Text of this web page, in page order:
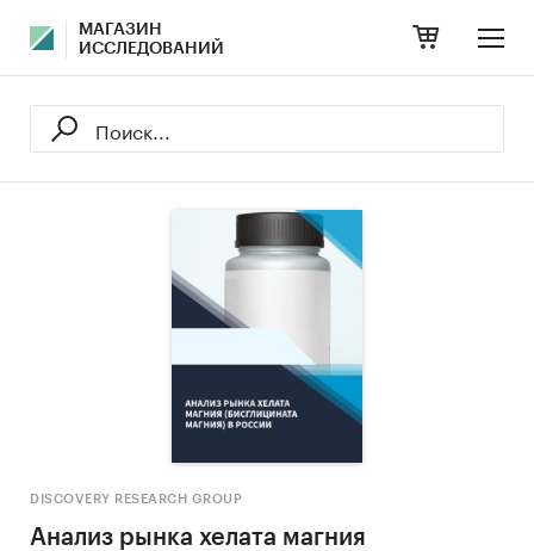
МАГАЗИН
ИССЛЕДОВАНИЙ
DISCOVERY RESEARCH GROUP
Анализ рынка хелата магния